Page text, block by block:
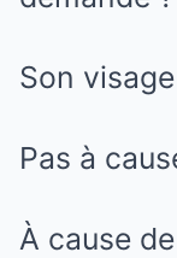
Son
Pas à
À cause